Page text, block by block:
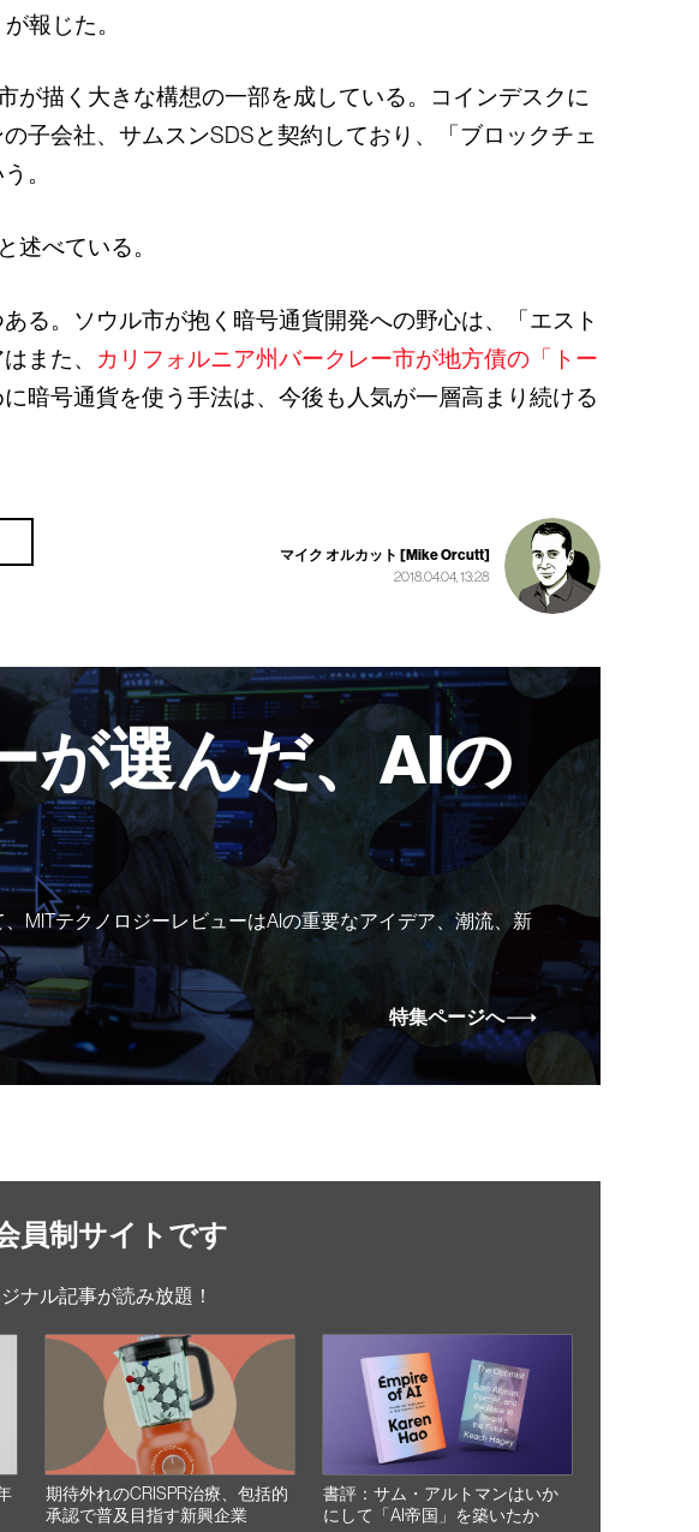
が報じた。
が描く大きな構想の一部を成している。コインデスクに
子会社、サムスンSDSと契約しており、「ブロックチェ
。
述べている。
る。ソウル市が抱く暗号通貨開発への野心は、「エスト
また、 カリフォルニア州バークレー市が地方債の「トー
暗号通貨を使う手法は、今後も人気が一層高まり続ける
マイク オルカット [Mike Orcutt]
2018.04.04, 13:28
が選んだ、AIの
MITテクノロジーレビューはAIの重要なアイデア、潮流、新
特集ページへ
員制サイトです
ナル記事が読み放題！
期待外れのCRISPR治療、包括的
承認で普及目指す新興企業
書評：サム・アルトマンはいか
にして「AI帝国」を築いたか